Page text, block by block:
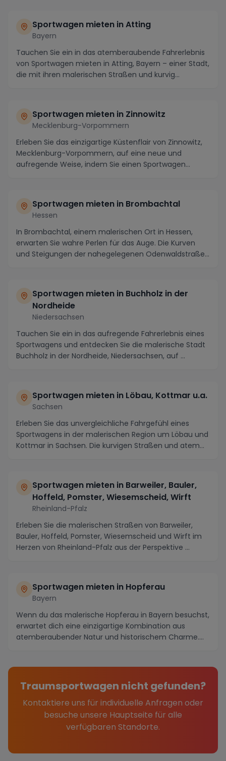
Sportwagen mieten in Atting
Bayern
Tauchen Sie ein in das atemberaubende Fahrerlebnis
von Sportwagen mieten in Atting, Bayern – einer Stadt,
die mit ihren malerischen Straßen und kurvig...
Sportwagen mieten in Zinnowitz
Mecklenburg-Vorpommern
Erleben Sie das einzigartige Küstenflair von Zinnowitz,
Mecklenburg-Vorpommern, auf eine neue und
aufregende Weise, indem Sie einen Sportwagen
Sportwagen mieten in Brombachtal
Hessen
In Brombachtal, einem malerischen Ort in Hessen,
erwarten Sie wahre Perlen für das Auge. Die Kurven
und Steigungen der nahegelegenen Odenwaldstraße
Sportwagen mieten in Buchholz in der
Nordheide
Niedersachsen
Tauchen Sie ein in das aufregende Fahrerlebnis eines
Sportwagens und entdecken Sie die malerische Stadt
Buchholz in der Nordheide, Niedersachsen, auf ...
Sportwagen mieten in Löbau, Kottmar u.a.
Sachsen
Erleben Sie das unvergleichliche Fahrgefühl eines
Sportwagens in der malerischen Region um Löbau und
Kottmar in Sachsen. Die kurvigen Straßen und atem...
Sportwagen mieten in Barweiler, Bauler,
Hoffeld, Pomster, Wiesemscheid, Wirft
Rheinland-Pfalz
Erleben Sie die malerischen Straßen von Barweiler,
Bauler, Hoffeld, Pomster, Wiesemscheid und Wirft im
Herzen von Rheinland-Pfalz aus der Perspektive ...
Sportwagen mieten in Hopferau
Bayern
Wenn du das malerische Hopferau in Bayern besuchst,
erwartet dich eine einzigartige Kombination aus
atemberaubender Natur und historischem Charme.
Traumsportwagen nicht gefunden?
Kontaktiere uns für individuelle Anfragen oder
besuche unsere Hauptseite für alle
verfügbaren Standorte.